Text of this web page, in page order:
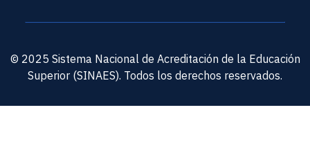
© 2025 Sistema Nacional de Acreditación de la Educación
Superior (SINAES). Todos los derechos reservados.